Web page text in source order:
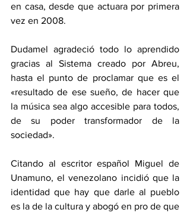
en casa, desde que actuara por primera
vez en 2008.
Dudamel agradeció todo lo aprendido
gracias al Sistema creado por Abreu,
hasta el punto de proclamar que es el
«resultado de ese sueño, de hacer que
la música sea algo accesible para todos,
de su poder transformador de la
sociedad».
Citando al escritor español Miguel de
Unamuno, el venezolano incidió que la
identidad que hay que darle al pueblo
es la de la cultura y abogó en pro de que